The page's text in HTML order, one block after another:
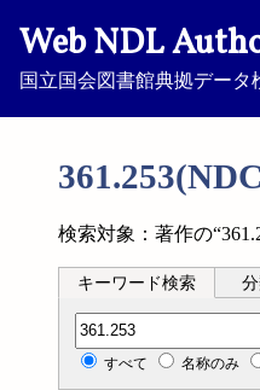
Web NDL
国立国会図書館典拠データ
検索対象：著作の
キーワード検索
分類記号検索
すべて 名称のみ